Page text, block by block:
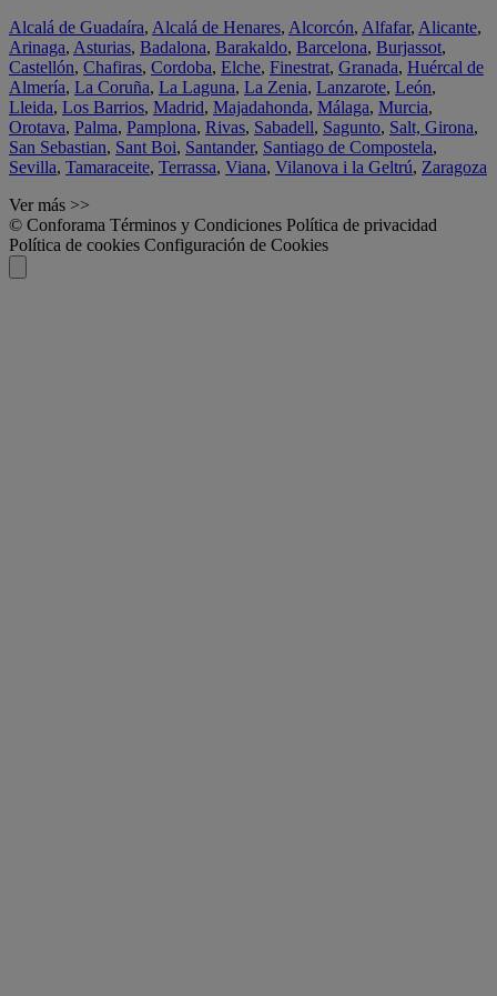
Alcalá de Guadaíra, Alcalá de Henares, Alcorcón, Alfafar, Alicante,
Arinaga, Asturias, Badalona, Barakaldo, Barcelona, Burjassot,
Castellón, Chafiras, Cordoba, Elche, Finestrat, Granada, Huércal de
Almería, La Coruña, La Laguna, La Zenia, Lanzarote, León,
Lleida, Los Barrios, Madrid, Majadahonda, Málaga, Murcia,
Orotava, Palma, Pamplona, Rivas, Sabadell, Sagunto, Salt, Girona,
San Sebastian, Sant Boi, Santander, Santiago de Compostela,
Sevilla, Tamaraceite, Terrassa, Viana, Vilanova i la Geltrú, Zaragoza
Ver más >>
© Conforama Términos y Condiciones Política de privacidad
Política de cookies Configuración de Cookies